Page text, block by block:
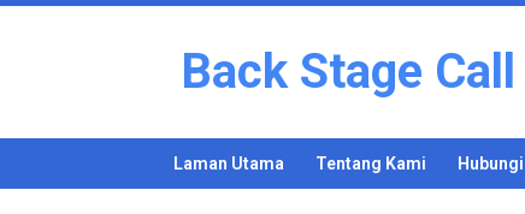
Back Stage Call
Laman Utama Tentang Kami Hubungi